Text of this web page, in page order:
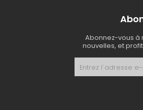
Abonnez-vous à
nouvelles, et